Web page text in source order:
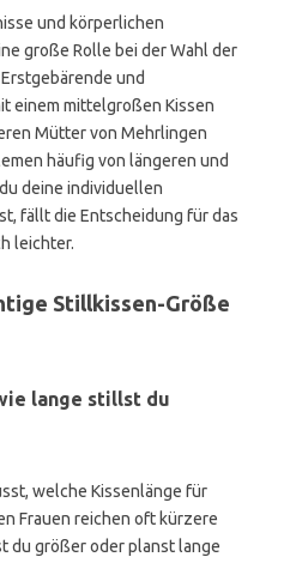
und körperlichen
große Rolle bei der Wahl der
und
einem mittelgroßen Kissen
Mütter von Mehrlingen
häufig von längeren und
deine individuellen
fällt die Entscheidung für das
leichter.
Stillkissen-Größe
lange stillst du
welche Kissenlänge für
Frauen reichen oft kürzere
du größer oder planst lange